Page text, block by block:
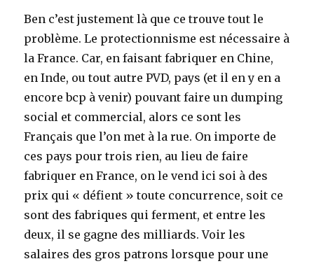
Ben c’est justement là que ce trouve tout le
problème. Le protectionnisme est nécessaire à
la France. Car, en faisant fabriquer en Chine,
en Inde, ou tout autre PVD, pays (et il en y en a
encore bcp à venir) pouvant faire un dumping
social et commercial, alors ce sont les
Français que l’on met à la rue. On importe de
ces pays pour trois rien, au lieu de faire
fabriquer en France, on le vend ici soi à des
prix qui « défient » toute concurrence, soit ce
sont des fabriques qui ferment, et entre les
deux, il se gagne des milliards. Voir les
salaires des gros patrons lorsque pour une